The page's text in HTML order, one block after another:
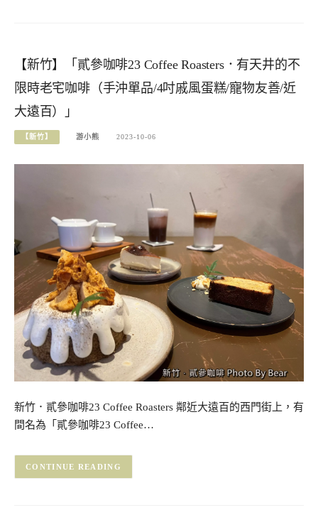
【新竹】「貳參咖啡23 Coffee Roasters．有天井的不
限時老宅咖啡（手沖單品/4吋戚風蛋糕/寵物友善/近
大遠百）」
【新竹】 游小熊 2023-10-06
新竹．貳參咖啡23 Coffee Roasters 鄰近大遠百的西門街上，有
間名為「貳參咖啡23 Coffee…
CONTINUE READING